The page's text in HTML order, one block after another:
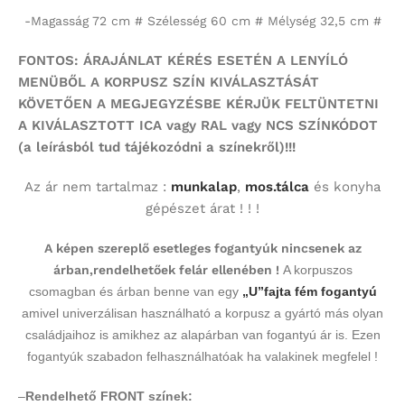
-Magasság 72 cm # Szélesség 60 cm # Mélység 32,5 cm #
FONTOS: ÁRAJÁNLAT KÉRÉS ESETÉN A LENYÍLÓ
MENÜBŐL A KORPUSZ SZÍN KIVÁLASZTÁSÁT
KÖVETŐEN A MEGJEGYZÉSBE KÉRJÜK FELTÜNTETNI
A KIVÁLASZTOTT ICA vagy RAL vagy NCS SZÍNKÓDOT
(a leírásból tud tájékozódni a színekről)!!!
Az ár nem tartalmaz : munkalap, mos.tálca és konyha
gépészet árat ! ! !
A képen szereplő esetleges fogantyúk nincsenek az
árban,rendelhetőek felár ellenében ! A korpuszos
csomagban és árban benne van egy „U”fajta fém fogantyú
amivel univerzálisan használható a korpusz a gyártó más olyan
családjaihoz is amikhez az alapárban van fogantyú ár is. Ezen
fogantyúk szabadon felhasználhatóak ha valakinek megfelel !
–Rendelhető FRONT színek: